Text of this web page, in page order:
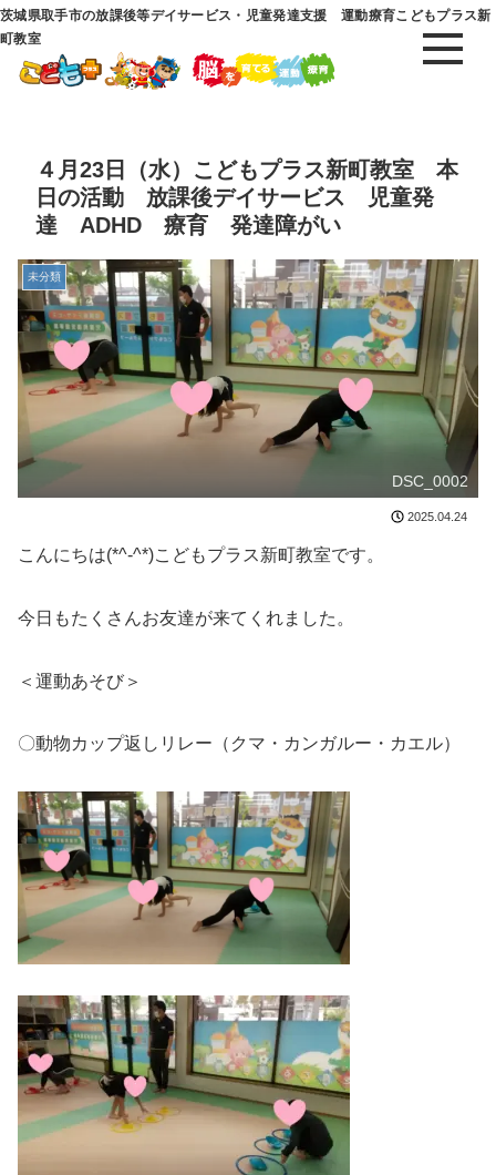
茨城県取手市の放課後等デイサービス・児童発達支援 運動療育こどもプラス新
町教室
４月23日（水）こどもプラス新町教室 本
日の活動 放課後デイサービス 児童発
達 ADHD 療育 発達障がい
未分類
DSC_0002
2025.04.24
こんにちは(*^-^*)こどもプラス新町教室です。
今日もたくさんお友達が来てくれました。
＜運動あそび＞
〇動物カップ返しリレー（クマ・カンガルー・カエル）